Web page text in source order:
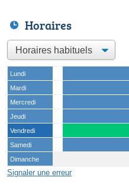
Horaires
Lundi
Mardi
Mercredi
Jeudi
Vendredi
Samedi
Dimanche
Signaler une erreur